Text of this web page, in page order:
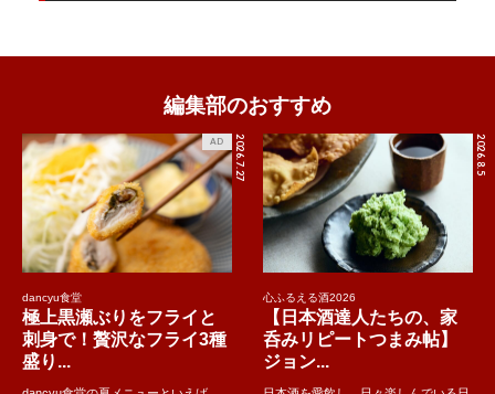
編集部のおすすめ
2026.7.27
AD
dancyu食堂
極上黒瀬ぶりをフライと
刺身で！贅沢なフライ3種
盛り...
2026.8.5
心ふるえる酒2026
【日本酒達人たちの、家
呑みリピートつまみ帖】
ジョン...